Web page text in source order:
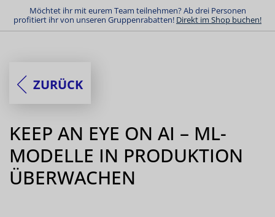
Möchtet ihr mit eurem Team teilnehmen? Ab drei Personen
profitiert ihr von unseren Gruppenrabatten! Direkt im Shop buchen!
ZURÜCK
KEEP AN EYE ON AI – ML-
MODELLE IN PRODUKTION
ÜBERWACHEN